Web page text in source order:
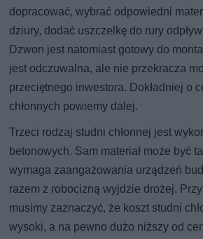
dopracować, wybrać odpowiedni
dziury, dodać uszczelkę do rury
Dzwon jest natomiast gotowy do
jest odczuwalna, ale nie przekracza
przeciętnego inwestora. Dokładniej o
chłonnych powiemy dalej.
Trzeci rodzaj studni chłonnej jest
betonowych. Sam materiał może być
wymaga zaangażowania urządzeń
razem z robocizną wyjdzie drożej.
musimy zaznaczyć, że koszt studni
wysoki, a na pewno dużo niższy od